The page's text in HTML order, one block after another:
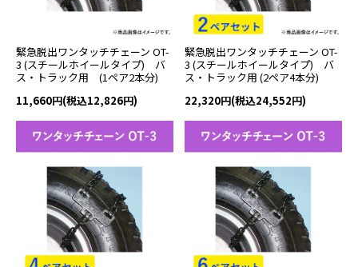
緊急脱出ワンタッチチェーン OT-
3 (スチールホイールタイプ) バ
ス・トラック用 (1ペア2本分)
11,660円(税込12,826円)
緊急脱出ワンタッチチェーン OT-
3 (スチールホイールタイプ) バ
ス・トラック用 (2ペア4本分)
22,320円(税込24,552円)